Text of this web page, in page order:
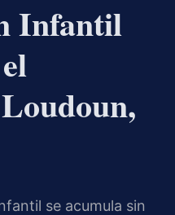
Infantil
se acumula sin